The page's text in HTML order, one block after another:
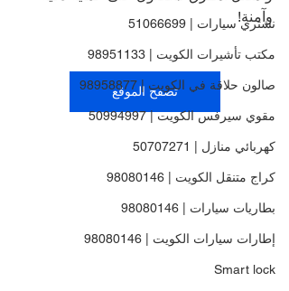
نشتري سيارات | 51066699
مكتب تأشيرات الكويت | 98951133
صالون حلاقة في الكويت | 98958877
مقوي سيرفس الكويت | 50994997
كهربائي منازل | 50707271
كراج متنقل الكويت | 98080146
بطاريات سيارات | 98080146
إطارات سيارات الكويت | 98080146
Smart lock
وآمنة!
تصفح الموقع